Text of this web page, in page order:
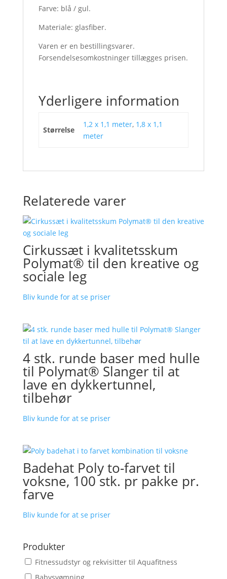
Farve: blå / gul.
Materiale: glasfiber.
Varen er en bestillingsvarer.
Forsendelsesomkostninger tillægges prisen.
Yderligere information
Størrelse
1,2 x 1,1 meter, 1,8 x 1,1
meter
Relaterede varer
Cirkussæt i kvalitetsskum
Polymat® til den kreative og
sociale leg
Bliv kunde for at se priser
4 stk. runde baser med hulle
til Polymat® Slanger til at
lave en dykkertunnel,
tilbehør
Bliv kunde for at se priser
Badehat Poly to-farvet til
voksne, 100 stk. pr pakke pr.
farve
Bliv kunde for at se priser
Produkter
Fitnessudstyr og rekvisitter til Aquafitness
Babysvømning